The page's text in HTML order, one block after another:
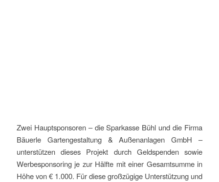
Zwei Hauptsponsoren – die Sparkasse Bühl und die Firma
Bäuerle Gartengestaltung & Außenanlagen GmbH –
unterstützen dieses Projekt durch Geldspenden sowie
Werbesponsoring je zur Hälfte mit einer Gesamtsumme in
Höhe von € 1.000. Für diese großzügige Unterstützung und